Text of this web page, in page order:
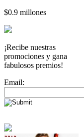
$0.9 millones
¡Recibe nuestras
promociones y gana
fabulosos premios!
Email: